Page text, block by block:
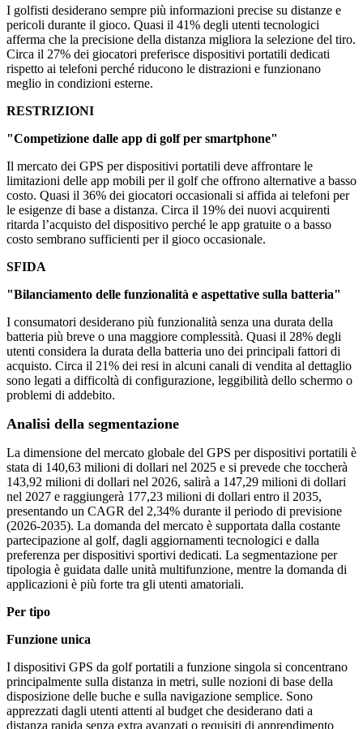
I golfisti desiderano sempre più informazioni precise su distanze e
pericoli durante il gioco. Quasi il 41% degli utenti tecnologici
afferma che la precisione della distanza migliora la selezione del tiro.
Circa il 27% dei giocatori preferisce dispositivi portatili dedicati
rispetto ai telefoni perché riducono le distrazioni e funzionano
meglio in condizioni esterne.
RESTRIZIONI
"Competizione dalle app di golf per smartphone"
Il mercato dei GPS per dispositivi portatili deve affrontare le
limitazioni delle app mobili per il golf che offrono alternative a basso
costo. Quasi il 36% dei giocatori occasionali si affida ai telefoni per
le esigenze di base a distanza. Circa il 19% dei nuovi acquirenti
ritarda l’acquisto del dispositivo perché le app gratuite o a basso
costo sembrano sufficienti per il gioco occasionale.
SFIDA
"Bilanciamento delle funzionalità e aspettative sulla batteria"
I consumatori desiderano più funzionalità senza una durata della
batteria più breve o una maggiore complessità. Quasi il 28% degli
utenti considera la durata della batteria uno dei principali fattori di
acquisto. Circa il 21% dei resi in alcuni canali di vendita al dettaglio
sono legati a difficoltà di configurazione, leggibilità dello schermo o
problemi di addebito.
Analisi della segmentazione
La dimensione del mercato globale del GPS per dispositivi portatili è
stata di 140,63 milioni di dollari nel 2025 e si prevede che toccherà
143,92 milioni di dollari nel 2026, salirà a 147,29 milioni di dollari
nel 2027 e raggiungerà 177,23 milioni di dollari entro il 2035,
presentando un CAGR del 2,34% durante il periodo di previsione
(2026-2035). La domanda del mercato è supportata dalla costante
partecipazione al golf, dagli aggiornamenti tecnologici e dalla
preferenza per dispositivi sportivi dedicati. La segmentazione per
tipologia è guidata dalle unità multifunzione, mentre la domanda di
applicazioni è più forte tra gli utenti amatoriali.
Per tipo
Funzione unica
I dispositivi GPS da golf portatili a funzione singola si concentrano
principalmente sulla distanza in metri, sulle nozioni di base della
disposizione delle buche e sulla navigazione semplice. Sono
apprezzati dagli utenti attenti al budget che desiderano dati a
distanza rapida senza extra avanzati o requisiti di apprendimento